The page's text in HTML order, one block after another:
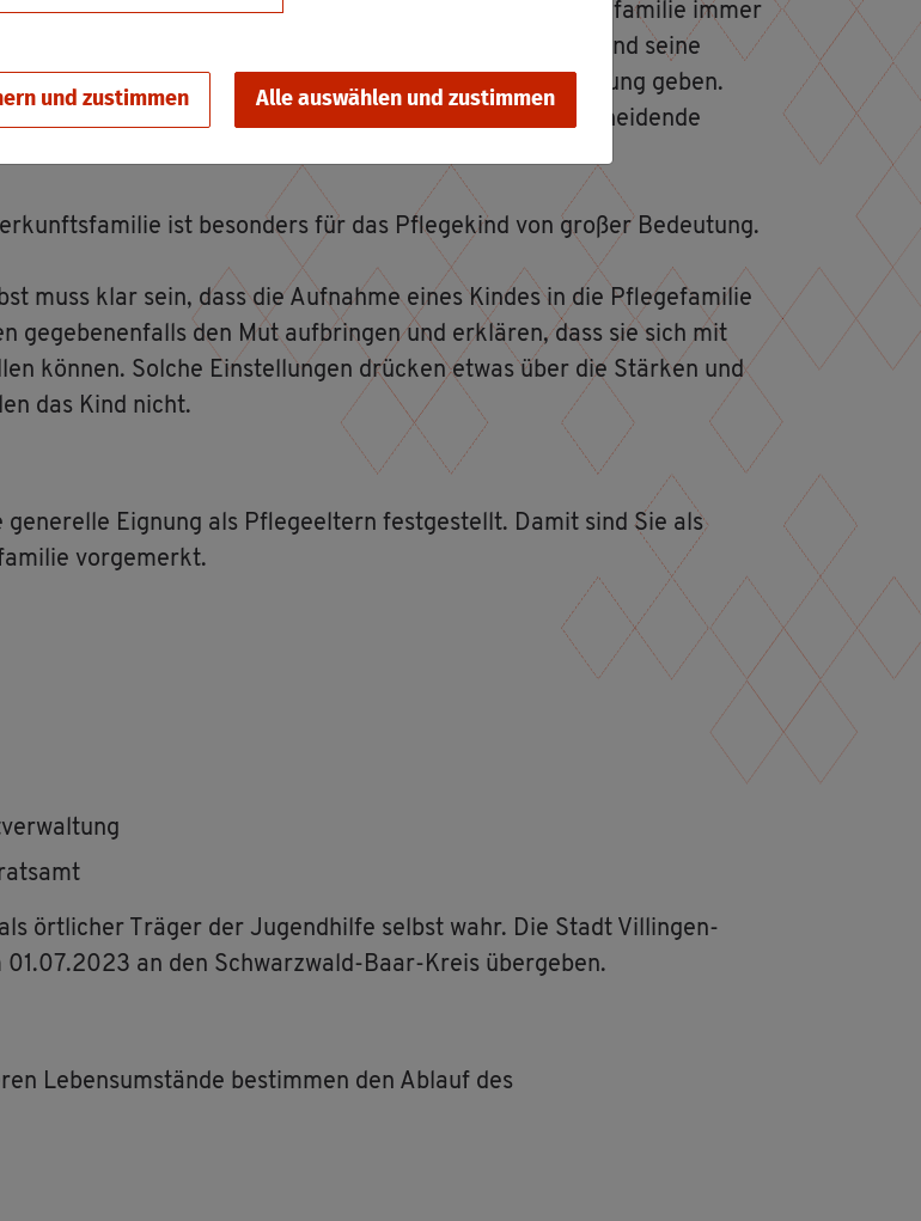
und zustimmen Alle auswählen und zustimmen
des Kin­des ste­hen bei der Aus­wahl einer Pfle­ge­fa­mi­lie immer
er­neut ver­trau­ens­vol­le Bin­dun­gen auf­bau­en und seine
kön­nen hier die dafür not­wen­di­ge Un­ter­stüt­zung geben.
für die Pfle­ge­fa­mi­lie als auch für das Pfle­ge­kind ein­schnei­den­de
ist be­son­ders für das Pfle­ge­kind von gro­ßer Be­deu­tung.
muss klar sein, dass die Auf­nah­me eines Kin­des in die Pfle­ge­fa­mi­lie
ge­ge­be­nen­falls den Mut auf­brin­gen und er­klä­ren, dass sie sich mit
kön­nen. Sol­che Ein­stel­lun­gen drü­cken etwas über die Stär­ken und
das Kind nicht.
Eig­nung als Pfle­ge­el­tern fest­ge­stellt. Damit sind Sie als
vor­ge­merkt.
ört­li­cher Trä­ger der Ju­gend­hil­fe selbst wahr. Die Stadt Vil­lin­gen-
an den Schwarz­wald-Baar-Kreis über­ge­ben.
Le­bens­um­stän­de be­stim­men den Ab­lauf des